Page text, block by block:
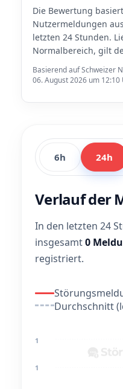
Die Bewertung
Nutzermeldungen
letzten 24 Stunden.
Normalbereich, gilt
Basierend auf Schweizer
06. August 2026 um 12:10
6h 24h
Verlauf der
In den letzten 24
insgesamt0
registriert.
Durchschnitt
1
1